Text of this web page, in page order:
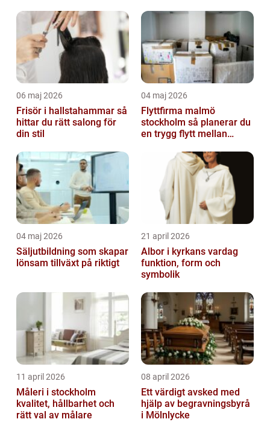
06 maj 2026
Frisör i hallstahammar så
hittar du rätt salong för
din stil
04 maj 2026
Flyttfirma malmö
stockholm så planerar du
en trygg flytt mellan
04 maj 2026
Säljutbildning som skapar
lönsam tillväxt på riktigt
21 april 2026
Albor i kyrkans vardag
funktion, form och
symbolik
11 april 2026
Måleri i stockholm
kvalitet, hållbarhet och
rätt val av målare
08 april 2026
Ett värdigt avsked med
hjälp av begravningsbyrå
i Mölnlycke